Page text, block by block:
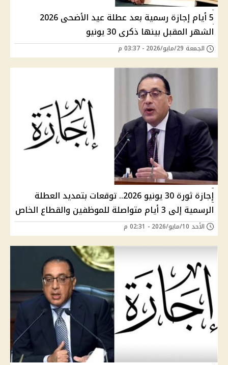
5 أيام إجازة رسمية بعد عطلة عيد الأضحى 2026
الشهر المقبل بينها ذكرى 30 يونيو
الجمعة 29/مايو/2026 - 03:37 م
إجازة ثورة 30 يونيو 2026.. توقعات بتمديد العطلة
الرسمية إلى 3 أيام متواصلة للموظفين والقطاع الخاص
الأحد 10/مايو/2026 - 02:31 م